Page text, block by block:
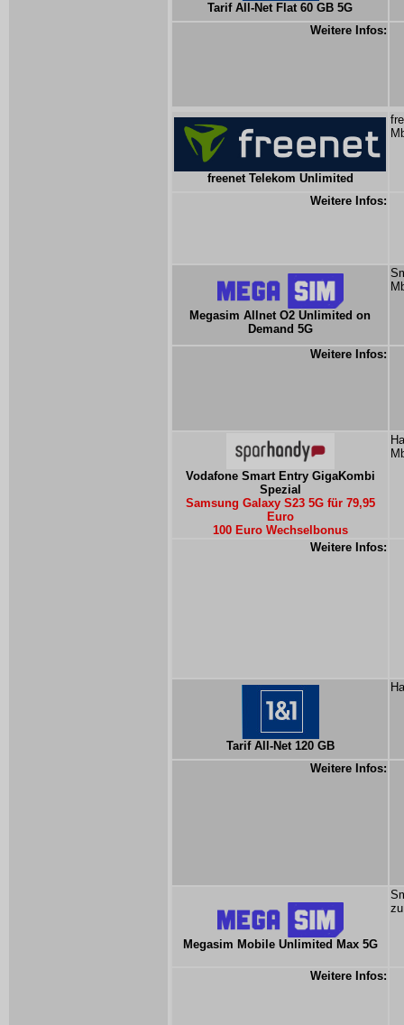
Tarif All-Net Flat 60 GB 5G
Weitere Infos:
freenet Telekom Unlimited
Weitere Infos:
Megasim Allnet O2 Unlimited on
Demand 5G
Weitere Infos:
Vodafone Smart Entry GigaKombi
Spezial
Samsung Galaxy S23 5G für 79,95
Euro
100 Euro Wechselbonus
Weitere Infos:
Tarif All-Net 120 GB
Weitere Infos:
Megasim Mobile Unlimited Max 5G
Weitere Infos: